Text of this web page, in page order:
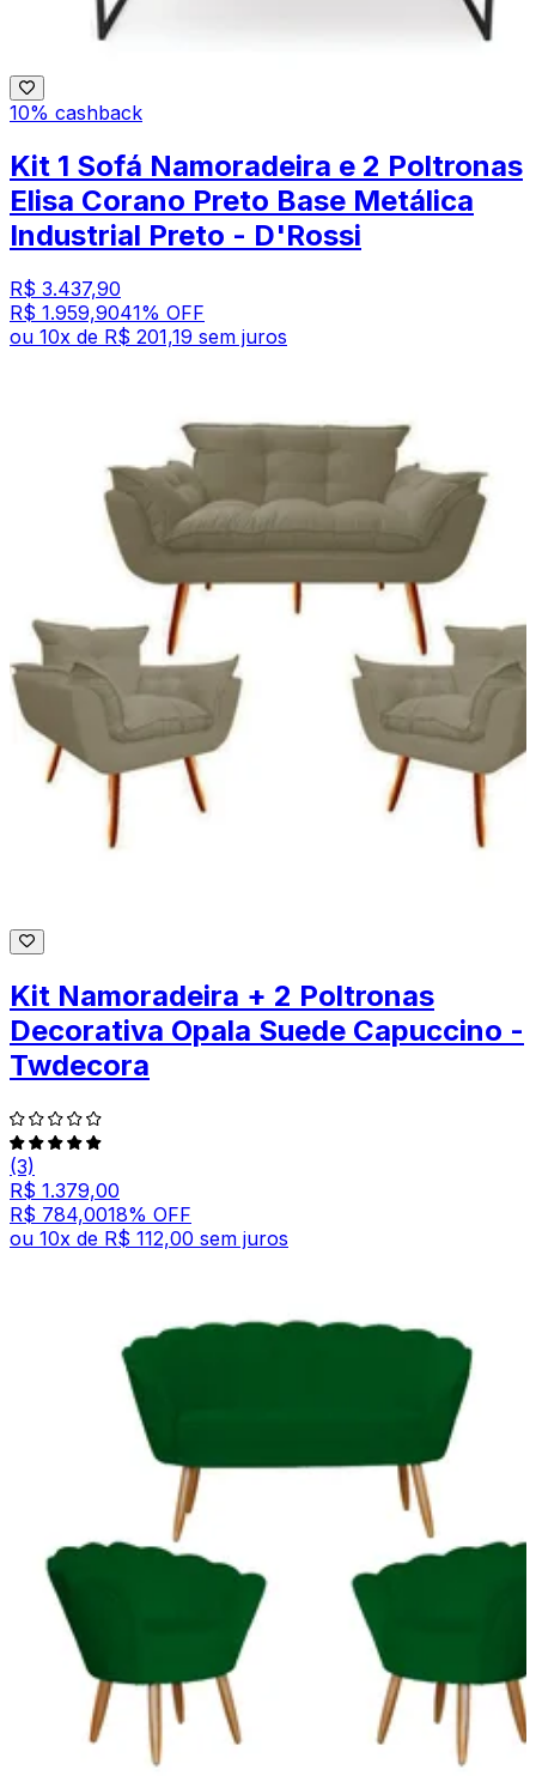
10% cashback
Kit 1 Sofá Namoradeira e 2 Poltronas
Elisa Corano Preto Base Metálica
Industrial Preto - D'Rossi
R$ 3.437,90
R$ 1.959,9041% OFF
ou 10x de R$ 201,19 sem juros
Kit Namoradeira + 2 Poltronas
Decorativa Opala Suede Capuccino -
Twdecora
(3)
R$ 1.379,00
R$ 784,0018% OFF
ou 10x de R$ 112,00 sem juros